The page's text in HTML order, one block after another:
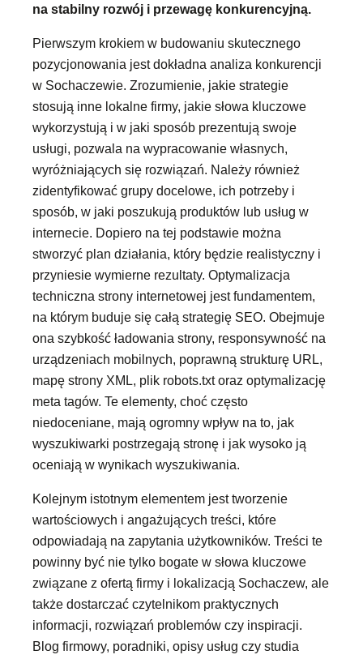
na stabilny rozwój i przewagę konkurencyjną.
Pierwszym krokiem w budowaniu skutecznego
pozycjonowania jest dokładna analiza konkurencji
w Sochaczewie. Zrozumienie, jakie strategie
stosują inne lokalne firmy, jakie słowa kluczowe
wykorzystują i w jaki sposób prezentują swoje
usługi, pozwala na wypracowanie własnych,
wyróżniających się rozwiązań. Należy również
zidentyfikować grupy docelowe, ich potrzeby i
sposób, w jaki poszukują produktów lub usług w
internecie. Dopiero na tej podstawie można
stworzyć plan działania, który będzie realistyczny i
przyniesie wymierne rezultaty. Optymalizacja
techniczna strony internetowej jest fundamentem,
na którym buduje się całą strategię SEO. Obejmuje
ona szybkość ładowania strony, responsywność na
urządzeniach mobilnych, poprawną strukturę URL,
mapę strony XML, plik robots.txt oraz optymalizację
meta tagów. Te elementy, choć często
niedoceniane, mają ogromny wpływ na to, jak
wyszukiwarki postrzegają stronę i jak wysoko ją
oceniają w wynikach wyszukiwania.
Kolejnym istotnym elementem jest tworzenie
wartościowych i angażujących treści, które
odpowiadają na zapytania użytkowników. Treści te
powinny być nie tylko bogate w słowa kluczowe
związane z ofertą firmy i lokalizacją Sochaczew, ale
także dostarczać czytelnikom praktycznych
informacji, rozwiązań problemów czy inspiracji.
Blog firmowy, poradniki, opisy usług czy studia